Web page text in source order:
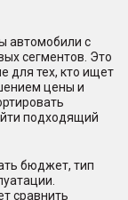
автомобили с
сегментов. Это
для тех, кто ищет
цены и
подходящий
бюджет, тип
сравнить